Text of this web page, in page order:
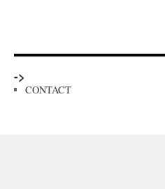
->
CONTACT